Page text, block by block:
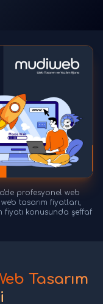
profesyonel web
tasarım fiyatları,
fiyatı konusunda şeffaf
Tasarım